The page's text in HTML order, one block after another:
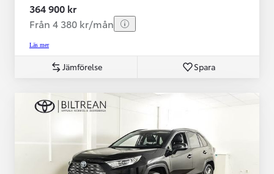
364 900 kr
Från 4 380 kr/mån
Läs mer
Jämförelse Spara